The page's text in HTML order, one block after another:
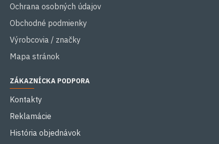
Ochrana osobných údajov
Obchodné podmienky
Výrobcovia / značky
Mapa stránok
ZÁKAZNÍCKA PODPORA
Kontakty
Reklamácie
História objednávok